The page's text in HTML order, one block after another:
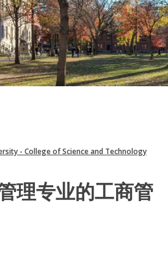
- College of Science and Technology
理专业的工商管